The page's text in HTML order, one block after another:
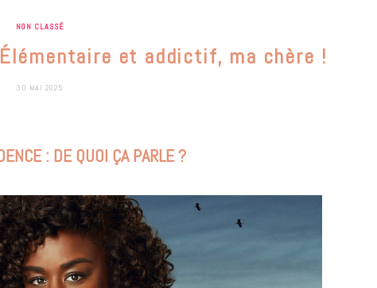
NON CLASSÉ
et addictif, ma chère !
30 MAI 2025
: DE QUOI ÇA PARLE ?